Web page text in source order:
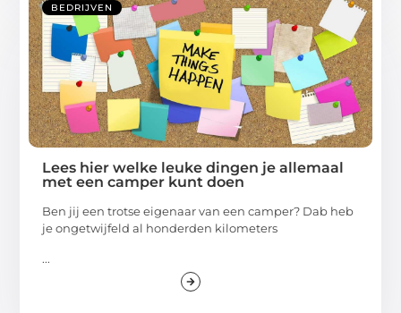
BEDRIJVEN
Lees hier welke leuke dingen je allemaal
met een camper kunt doen
Ben jij een trotse eigenaar van een camper? Dab heb
je ongetwijfeld al honderden kilometers
...